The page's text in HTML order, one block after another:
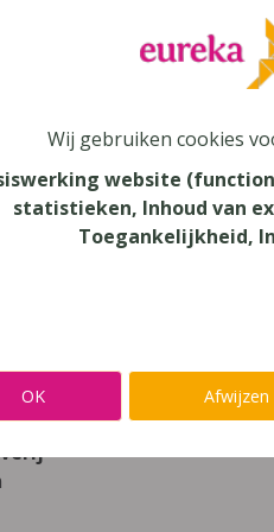
in je talent'
en lees
Klar Modular 3 -
Wij gebruiken cookies
website
statistieken, Inhoud van
Toegankelijkheid,
OK Afwijzen